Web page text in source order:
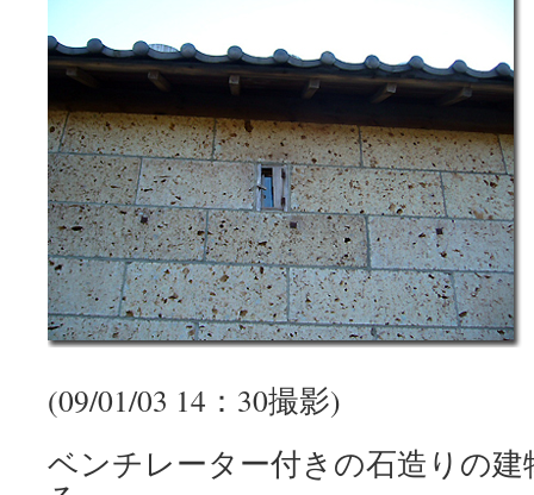
(09/01/03 14：30撮影)
ベンチレーター付きの石造りの